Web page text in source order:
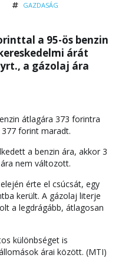
GAZDASÁG
a 95-ös benzin
árát
a gázolaj ára
átlagára 373 forintra
forint maradt.
a benzin ára, akkor 3
nem változott.
érte el csúcsát, egy
került. A gázolaj literje
a legdrágább, átlagosan
különbséget is
árai között. (MTI)